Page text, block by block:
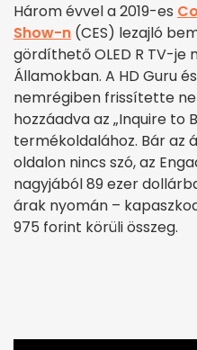
Három évvel a 2019-es
Show-n (CES) lezajló
gördíthető OLED R TV-je
Államokban. A HD Guru
nemrégiben frissítette
hozzáadva az „Inquire to
termékoldalához. Bár az
oldalon nincs szó, az
nagyjából 89 ezer
árak nyomán –
975 forint körüli összeg.